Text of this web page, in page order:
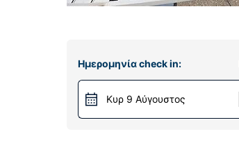
Ημερομηνία check in:
Κυρ 9 Αύγουστος